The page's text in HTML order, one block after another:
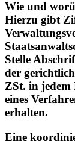
Wie und
Hierzu gibt
Stelle
der
ZSt. in jedem
eines